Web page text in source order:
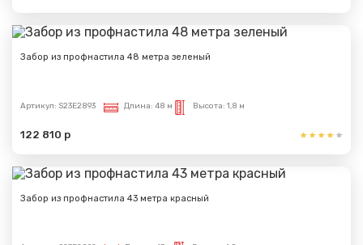
Забор из профнастила 48 метра зеленый
Артикул: S23E2893 Длина: 48 м Высота: 1,8 м
122 810 р
Забор из профнастила 43 метра красный